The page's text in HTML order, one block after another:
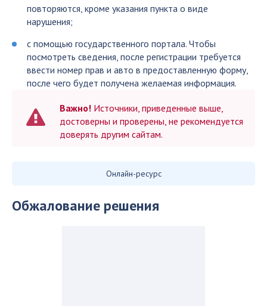
повторяются, кроме указания пункта о виде
нарушения;
с помощью государственного портала. Чтобы
посмотреть сведения, после регистрации требуется
ввести номер прав и авто в предоставленную форму,
после чего будет получена желаемая информация.
Важно! Источники, приведенные выше,
достоверны и проверены, не рекомендуется
доверять другим сайтам.
Онлайн-ресурс
Обжалование решения